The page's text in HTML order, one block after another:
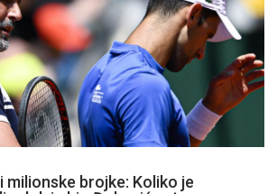
milionske brojke: Koliko je